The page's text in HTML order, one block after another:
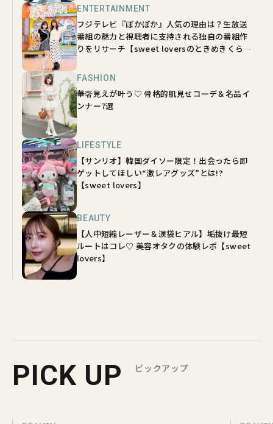
ENTERTAINMENT
フジテレビ『ぽかぽか』人気の理由は？生放送
番組の魅力と視聴者に支持される独自の番組作
りをリサーチ【sweet loversのときめきくらぶ
FASHION
華奢見えが叶う♡ 骨格的肌見せコーデ＆名品イ
ンナー7選
LIFESTYLE
【サンリオ】韓国ダイソー限定！出会ったら即
ゲットしてほしい“激レアグッズ”とは!?
【sweet lovers】
BEAUTY
【人中短縮レーザー＆涙袋ヒアル】垢抜け最短
ルートはコレ♡ 美容オタクの体験レポ【sweet
lovers】
PICK UP ピックアップ